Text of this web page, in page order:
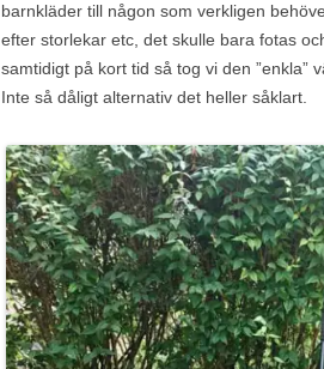
barnkläder till någon som verkligen
efter storlekar etc, det skulle bara fotas
samtidigt på kort tid så tog vi den ”enkla”
Inte så dåligt alternativ det heller såklart.